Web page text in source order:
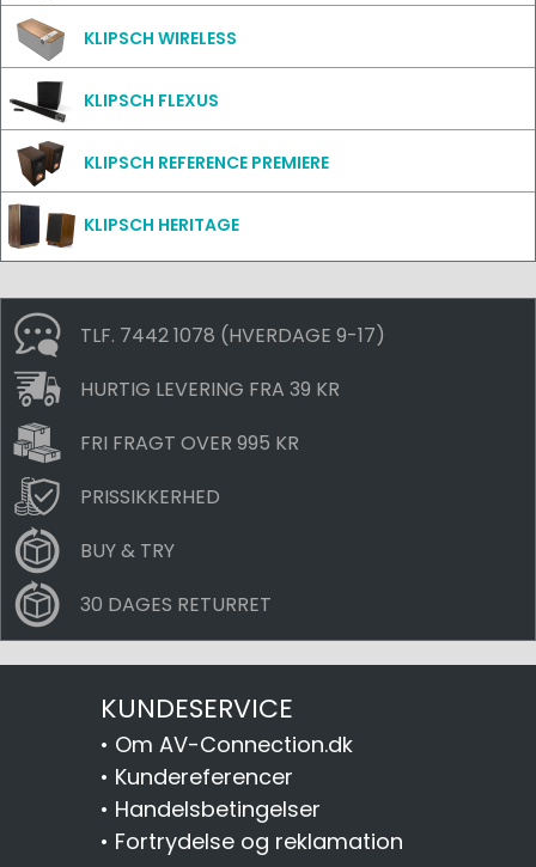
KLIPSCH WIRELESS
KLIPSCH FLEXUS
KLIPSCH REFERENCE PREMIERE
KLIPSCH HERITAGE
TLF. 7442 1078 (HVERDAGE 9-17)
HURTIG LEVERING FRA 39 KR
FRI FRAGT OVER 995 KR
PRISSIKKERHED
BUY & TRY
30 DAGES RETURRET
KUNDESERVICE
• Om AV-Connection.dk
• Kundereferencer
• Handelsbetingelser
• Fortrydelse og reklamation